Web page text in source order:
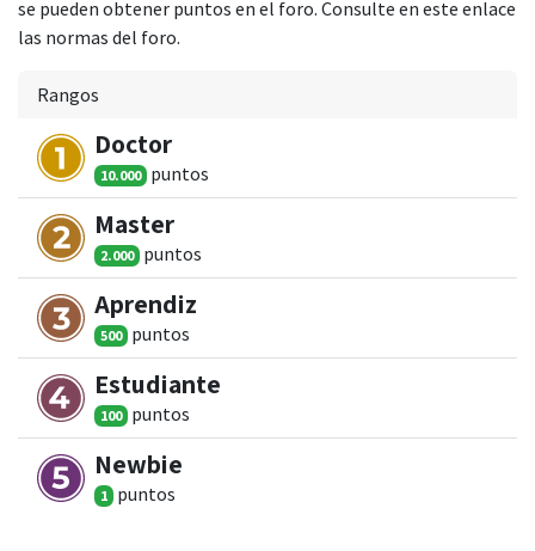
se pueden obtener puntos en el foro. Consulte en este enlace
las normas del foro.
Rangos
Doctor
10.000 puntos
Master
2.000 puntos
Aprendiz
500 puntos
Estudiante
100 puntos
Newbie
1 puntos